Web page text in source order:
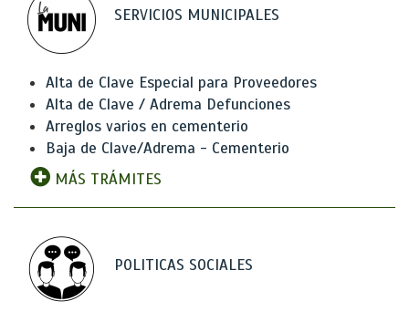
SERVICIOS MUNICIPALES
Alta de Clave Especial para Proveedores
Alta de Clave / Adrema Defunciones
Arreglos varios en cementerio
Baja de Clave/Adrema - Cementerio
MÁS TRÁMITES
POLITICAS SOCIALES